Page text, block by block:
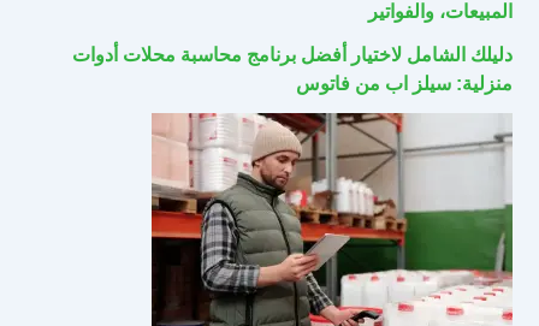
المبيعات، والفواتير
دليلك الشامل لاختيار أفضل برنامج محاسبة محلات أدوات
منزلية: سيلز اب من فاتوس